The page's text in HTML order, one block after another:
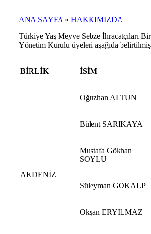
ANA SAYFA» HAKKIMIZDA
Türkiye Yaş Meyve Sebze İhracatçıları
Yönetim Kurulu üyeleri aşağıda
BİRLİK İSİM
AKDENİZ
Oğuzhan ALTUN
Bülent SARIKAYA
Mustafa Gökhan
SOYLU
Süleyman GÖKALP
Okşan ERYILMAZ